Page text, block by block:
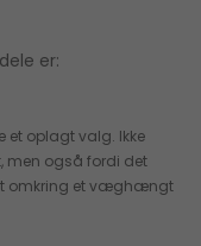
er:
et oplagt valg. Ikke
men også fordi det
omkring et væghængt